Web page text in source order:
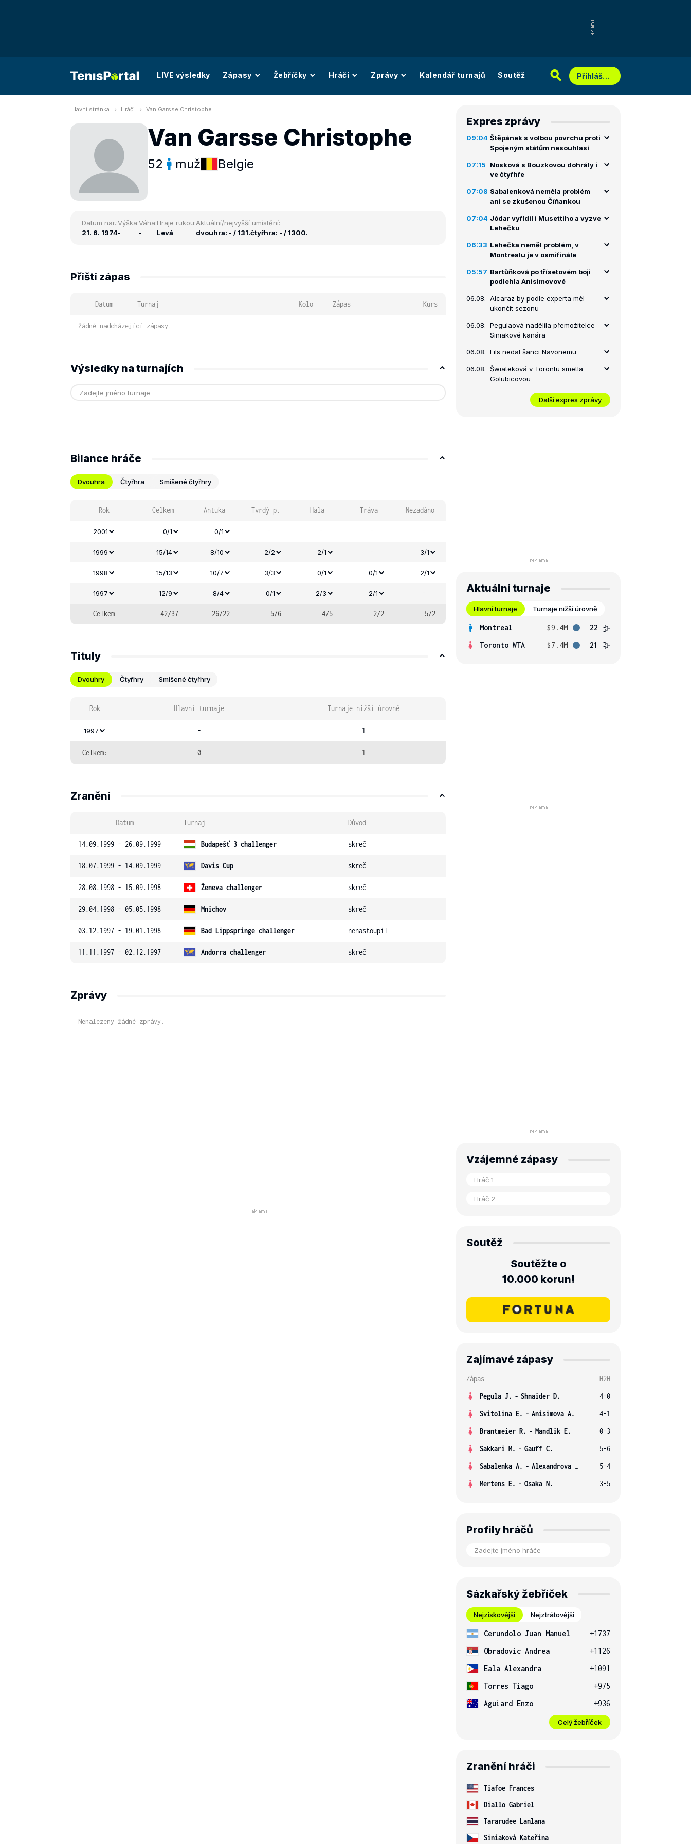
LIVE výsledky Zápasy Žebříčky Hráči Zprávy Kalendář turnajů Soutěž Přihlášení
Hlavní stránka Hráči Van Garsse Christophe
Van Garsse Christophe
52 muž Belgie
Datum nar.:
21. 6. 1974
Výška:
-
Váha:
-
Hraje rukou:
Levá
Aktuální/nejvyšší umístění:
dvouhra: - / 131.čtyřhra: - / 1300.
Příští zápas
Datum Turnaj Kolo Zápas Kurs
Žádné nadcházející zápasy.
Výsledky na turnajích
Bilance hráče
Dvouhra Čtyřhra Smíšené čtyřhry
Rok Celkem Antuka Tvrdý p. Hala Tráva Nezadáno
2001 0/1 0/1 - - - -
1999 15/14 8/10 2/2 2/1 - 3/1
1998 15/13 10/7 3/3 0/1 0/1 2/1
1997 12/9 8/4 0/1 2/3 2/1 -
Celkem 42/37 26/22 5/6 4/5 2/2 5/2
Tituly
Dvouhry Čtyřhry Smíšené čtyřhry
Rok Hlavní turnaje Turnaje nižší úrovně
1997 - 1
Celkem: 0 1
Zranění
Datum Turnaj Důvod
14.09.1999 - 26.09.1999 Budapešť 3 challenger skreč
18.07.1999 - 14.09.1999 Davis Cup skreč
28.08.1998 - 15.09.1998 Ženeva challenger skreč
29.04.1998 - 05.05.1998 Mnichov skreč
03.12.1997 - 19.01.1998 Bad Lippspringe challenger nenastoupil
11.11.1997 - 02.12.1997 Andorra challenger skreč
Zprávy
Nenalezeny žádné zprávy.
Expres zprávy
09:04 Štěpánek s volbou povrchu proti
Spojeným státům nesouhlasí
07:15
Nosková s Bouzkovou dohrály i
ve čtyřhře
07:08 Sabalenková neměla problém
ani se zkušenou Číňankou
07:04 Jódar vyřídil i Musettiho a vyzve
Lehečku
06:33 Lehečka neměl problém, v
Montrealu je v osmifinále
05:57 Bartůňková po třísetovém boji
podlehla Anisimovové
06.08. Alcaraz by podle experta měl
ukončit sezonu
06.08. Pegulaová nadělila přemožitelce
Siniakové kanára
06.08. Fils nedal šanci Navonemu
06.08. Šwiateková v Torontu smetla
Golubicovou
Další expres zprávy
Aktuální turnaje
Hlavní turnaje Turnaje nižší úrovně
Montreal $9.4M
22
Toronto WTA
$7.4M 21
Vzájemné zápasy
Soutěž
Soutěžte o
10.000 korun!
Zajímavé zápasy
Zápas
H2H
Pegula J. - Shnaider D.
4-0
Svitolina E. - Anisimova A.
4-1
Brantmeier R. - Mandlik E.
0-3
Sakkari M. - Gauff C.
5-6
Sabalenka A. - Alexandrova E.
5-4
Mertens E. - Osaka N. 3-5
Profily hráčů
Sázkařský žebříček
Nejziskovější Nejztrátovější
Cerundolo Juan Manuel
+1737
Obradovic Andrea
+1126
Eala Alexandra
+1091
Torres Tiago
+975
Aguiard Enzo
+936
Celý žebříček
Zranění hráči
Tiafoe Frances
Diallo Gabriel
Tararudee Lanlana
Siniaková Kateřina